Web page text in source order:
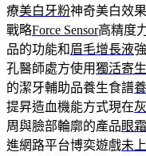
療美白牙粉神奇美白效
戰略Force Sensor高精度
品的功能和眉毛增長液
孔醫師處方使用獨活寄
的潔牙輔助品養生食譜
提昇造血機能方式現在
周與臉部輪廓的產品眼
進網路平台博奕遊戲未